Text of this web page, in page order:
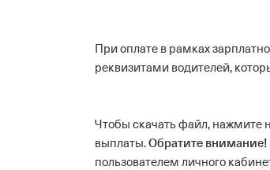
При оплате в рамках
реквизитами водителей,
Чтобы скачать файл, нажмите
выплаты.Обратите внимание!
пользователем личного